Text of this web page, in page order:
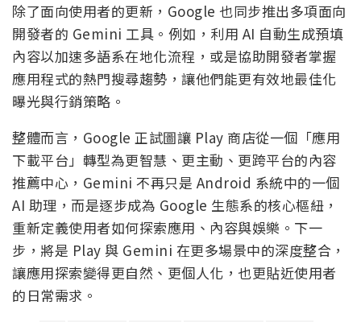
除了面向使用者的更新，Google 也同步推出多項面向
開發者的 Gemini 工具。例如，利用 AI 自動生成預填
內容以加速多語系在地化流程，或是協助開發者掌握
應用程式的熱門搜尋趨勢，讓他們能更有效地最佳化
曝光與行銷策略。
整體而言，Google 正試圖讓 Play 商店從一個「應用
下載平台」轉型為更智慧、更主動、更跨平台的內容
推薦中心，Gemini 不再只是 Android 系統中的一個
AI 助理，而是逐步成為 Google 生態系的核心樞紐，
重新定義使用者如何探索應用、內容與娛樂。下一
步，將是 Play 與 Gemini 在更多場景中的深度整合，
讓應用探索變得更自然、更個人化，也更貼近使用者
的日常需求。